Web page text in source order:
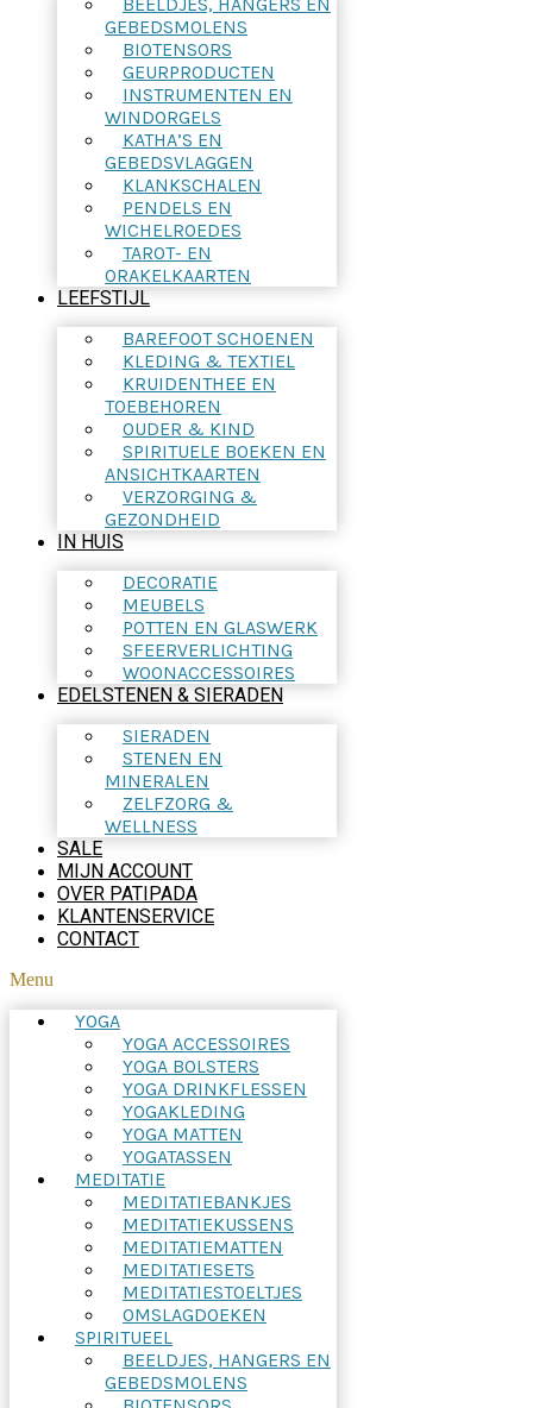
GEBEDSMOLENS
BIOTENSORS
GEURPRODUCTEN
INSTRUMENTEN EN
WINDORGELS
KATHA’S EN
GEBEDSVLAGGEN
KLANKSCHALEN
PENDELS EN
WICHELROEDES
TAROT- EN
ORAKELKAARTEN
LEEFSTIJL
BAREFOOT SCHOENEN
KLEDING & TEXTIEL
KRUIDENTHEE EN
TOEBEHOREN
OUDER & KIND
SPIRITUELE BOEKEN EN
ANSICHTKAARTEN
VERZORGING &
GEZONDHEID
IN HUIS
DECORATIE
MEUBELS
POTTEN EN GLASWERK
SFEERVERLICHTING
WOONACCESSOIRES
EDELSTENEN & SIERADEN
SIERADEN
STENEN EN
MINERALEN
ZELFZORG &
WELLNESS
SALE
MIJN ACCOUNT
OVER PATIPADA
KLANTENSERVICE
CONTACT
Menu
YOGA
YOGA ACCESSOIRES
YOGA BOLSTERS
YOGA DRINKFLESSEN
YOGAKLEDING
YOGA MATTEN
YOGATASSEN
MEDITATIE
MEDITATIEBANKJES
MEDITATIEKUSSENS
MEDITATIEMATTEN
MEDITATIESETS
MEDITATIESTOELTJES
OMSLAGDOEKEN
SPIRITUEEL
BEELDJES, HANGERS EN
GEBEDSMOLENS